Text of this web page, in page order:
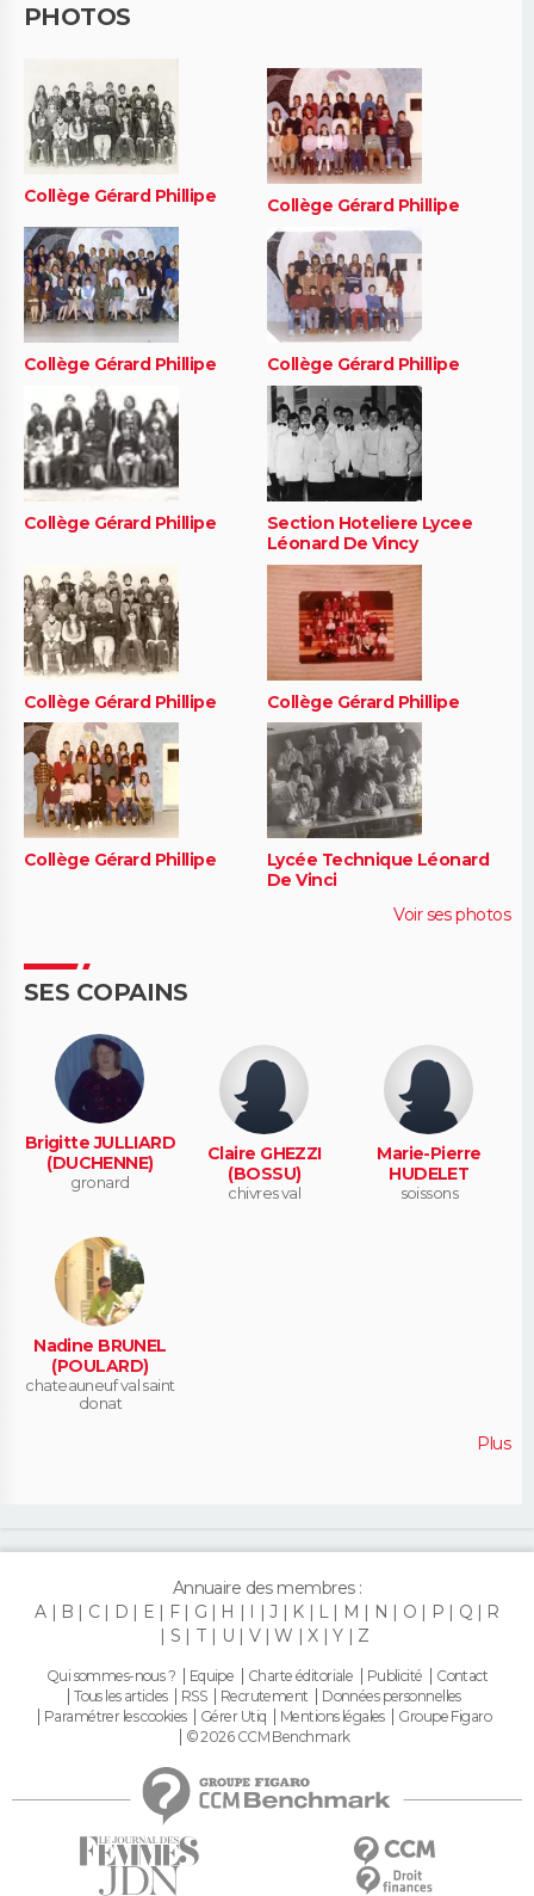
PHOTOS
Collège Gérard Phillipe Collège Gérard Phillipe
Collège Gérard Phillipe Collège Gérard Phillipe
Collège Gérard Phillipe
Section Hoteliere Lycee
Léonard De Vincy
Collège Gérard Phillipe Collège Gérard Phillipe
Collège Gérard Phillipe
Lycée Technique Léonard
De Vinci
Voir ses photos
SES COPAINS
Brigitte JULLIARD
(DUCHENNE)
gronard
Claire GHEZZI
(BOSSU)
chivres val
Marie-Pierre
HUDELET
soissons
Nadine BRUNEL
(POULARD)
chateauneuf val saint
donat
Plus
Annuaire des membres :
A
B C D E F G H I J K L M N O P Q
R
S
T U V W X Y Z
Qui sommes-nous ? Equipe Charte éditoriale Publicité
Contact
Tous les articles
RSS Recrutement
Données personnelles
Paramétrer les cookies
Gérer Utiq Mentions légales
Groupe Figaro
© 2026 CCM Benchmark